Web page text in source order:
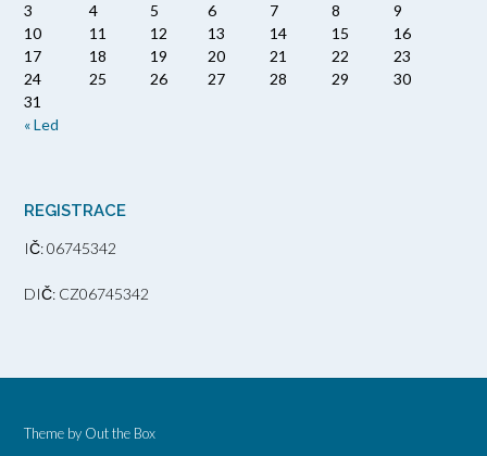
« Led
3
4 5 6 7 8
9
10
11 12 13 14 15
16
17
18 19 20 21 22
23
24
25 26 27 28 29
30
31
REGISTRACE
IČ: 06745342
DIČ: CZ06745342
Theme by Out the Box